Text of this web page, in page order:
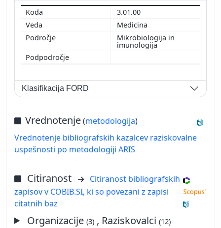
3.01.00
Medicina
Mikrobiologija in
imunologija
Klasifikacija FORD
Vrednotenje(metodologija)
Vrednotenje bibliografskih kazalcev raziskovalne
uspešnosti po metodologiji ARIS
Citiranost
Citiranost bibliografskih
zapisov v COBIB.SI, ki so povezani z zapisi
citatnih baz
Organizacije(3) , Raziskovalci(12)